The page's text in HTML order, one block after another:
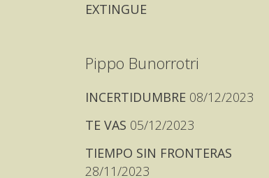
EXTINGUE
Pippo Bunorrotri
INCERTIDUMBRE 08/12/2023
TE VAS 05/12/2023
TIEMPO SIN FRONTERAS
28/11/2023